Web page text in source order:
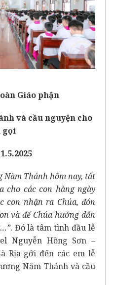
Giáo phận
và cầu nguyện cho
gọi
Năm Thánh hôm nay, tất
cho các con hàng ngày
con nhận ra Chúa, đón
và để Chúa hướng dẫn
. Đó là tâm tình đầu lễ
Nguyễn Hồng Sơn –
Rịa gởi đến các em lễ
Năm Thánh và cầu